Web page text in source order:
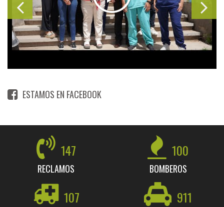
ESTAMOS EN FACEBOOK
147
RECLAMOS
100
BOMBEROS
107 911